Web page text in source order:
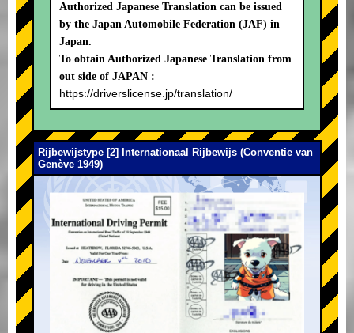
Authorized Japanese Translation can be issued
by the Japan Automobile Federation (JAF) in
Japan.
To obtain Authorized Japanese Translation from
out side of JAPAN :
https://driverslicense.jp/translation/
Rijbewijstype [2] Internationaal Rijbewijs (Conventie van
Genève 1949)